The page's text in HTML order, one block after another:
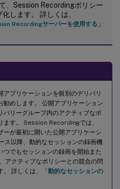
、Session Recordingポリシー
します。 詳しくは、
Recordingサーバーを使用する 」
プリケーションを個別のデリバリ
勧めします。 公開アプリケーション
バリーグループ内のアクティブなポ
ます。 Session Recordingでは、
ーが最初に開いた公開アプリケーシ
ス以降、動的なセッションの録画機
つでもセッションの録画を開始また
アクティブなポリシーとの競合の問
。 詳しくは、「動的なセッションの